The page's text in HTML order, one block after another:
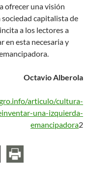
ofrecer una visión
capitalista de
a los lectores a
en esta necesaria y
Octavio Alberola
articulo/cultura-
una-izquierda-
emancipadora2